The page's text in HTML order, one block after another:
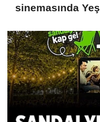
sinemasında